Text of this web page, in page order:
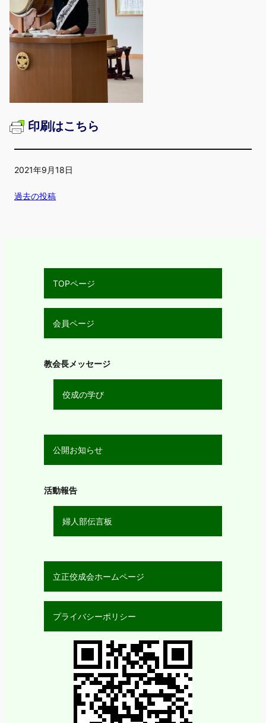
印刷はこちら
2021年9月18日
過去の投稿
TOPページ
会員ページ
教会長メッセージ
佼成の学び
公開お知らせ
活動報告
婦人部伝言板
立正佼成会ホームページ
プライバシーポリシー